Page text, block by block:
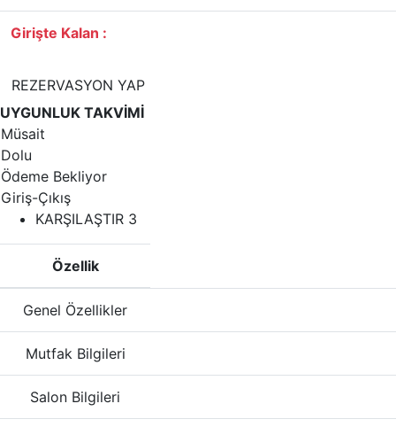
Girişte Kalan :
REZERVASYON YAP
UYGUNLUK TAKVİMİ
Müsait
Dolu
Ödeme Bekliyor
Giriş-Çıkış
KARŞILAŞTIR 3
Özellik
Genel Özellikler
Mutfak Bilgileri
Salon Bilgileri